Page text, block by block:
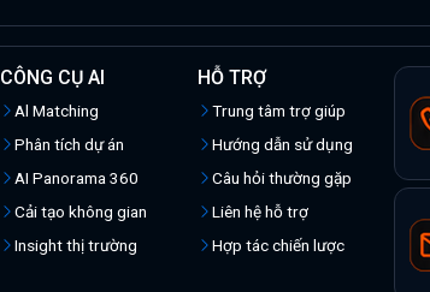
CÔNG CỤ AI
Al Matching
Phân tích dự án
AI Panorama 360
Cải tạo không gian
Insight thị trường
HỖ TRỢ
Trung tâm trợ giúp
Hướng dẫn sử dụng
Câu hỏi thường gặp
Liên hệ hỗ trợ
Hợp tác chiến lược